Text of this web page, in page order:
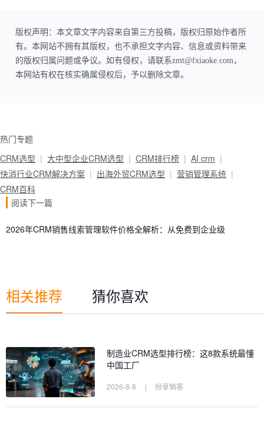
版权声明：本文章文字内容来自第三方投稿，版权归原始作者所
有。本网站不拥有其版权，也不承担文字内容、信息或资料带来
的版权归属问题或争议。如有侵权，请联系zmt@fxiaoke.com，
本网站有权在核实确属侵权后，予以删除文章。
热门专题
CRM选型
大中型企业CRM选型 CRM排行榜
AI crm
快消行业CRM解决方案
出海外贸CRM选型
营销管理系统
CRM百科
阅读下一篇
2026年CRM销售线索管理软件价格全解析：从免费到企业级
相关推荐 猜你喜欢
制造业CRM选型排行榜：这8款系统最懂
中国工厂
2026-8-8 | 纷享销客